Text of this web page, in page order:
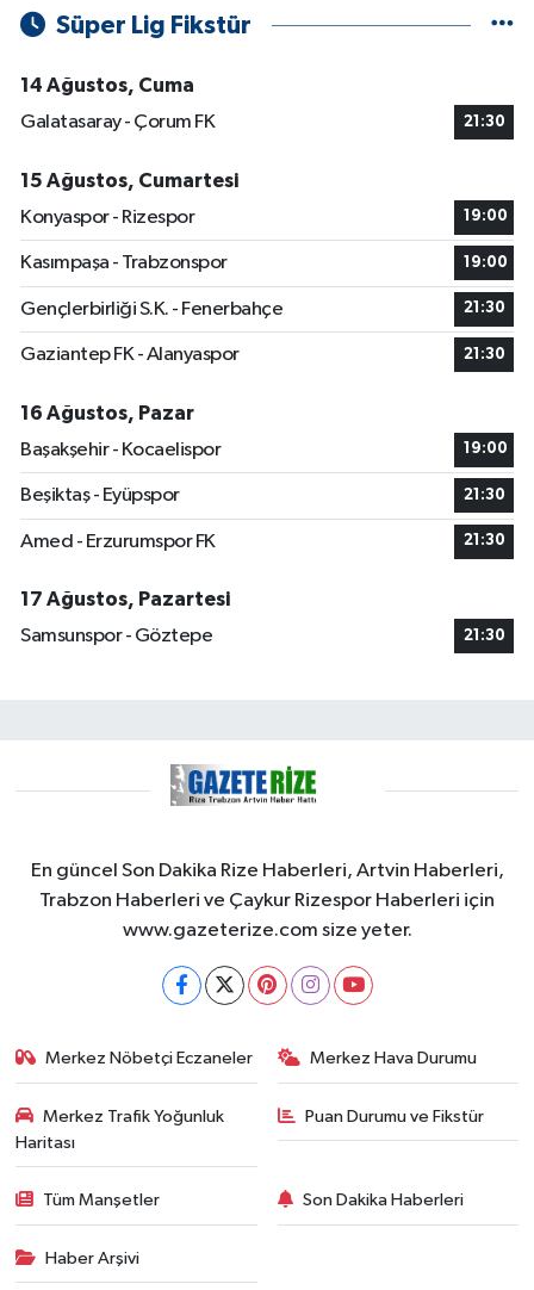
Süper Lig Fikstür
14 Ağustos, Cuma
Galatasaray - Çorum FK
21:30
15 Ağustos, Cumartesi
Konyaspor - Rizespor
19:00
Kasımpaşa - Trabzonspor 19:00
Gençlerbirliği S.K. - Fenerbahçe 21:30
Gaziantep FK - Alanyaspor 21:30
16 Ağustos, Pazar
Başakşehir - Kocaelispor
19:00
Beşiktaş - Eyüpspor 21:30
Amed - Erzurumspor FK 21:30
17 Ağustos, Pazartesi
Samsunspor - Göztepe
21:30
En güncel Son Dakika Rize Haberleri, Artvin Haberleri,
Trabzon Haberleri ve Çaykur Rizespor Haberleri için
www.gazeterize.com size yeter.
Merkez Nöbetçi Eczaneler Merkez Hava Durumu
Merkez Trafik Yoğunluk
Haritası
Puan Durumu ve Fikstür
Tüm Manşetler Son Dakika Haberleri
Haber Arşivi